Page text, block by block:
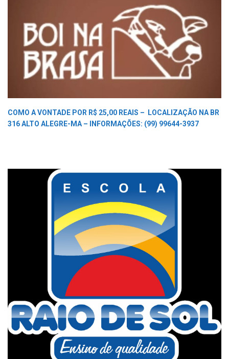
COMO A VONTADE POR R$ 25,00 REAIS –
LOCALIZAÇÃO NA BR
316 ALTO ALEGRE-MA –
INFORMAÇÕES: (99) 99644-3937